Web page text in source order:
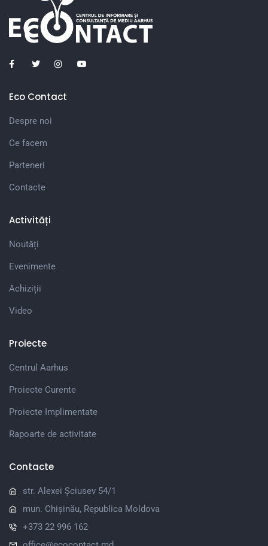
Eco Contact
Despre noi
Ce facem
Parteneri
Contacte
Activități
Noutăți
Evenimente
Achiziții
Video
Proiecte
Centrul Aarhus
Proiecte Curente
Proiecte Implimentate
Rapoarte de activitate
Contacte
str. Alexei Șciusev 54/1
mun. Chișinău, Republica Moldova
+373 22 996 162